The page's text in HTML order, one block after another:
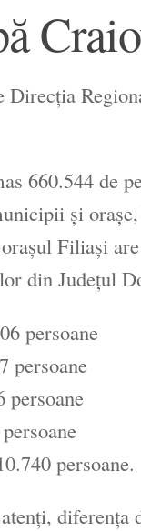
Direcţia
660.544 de
şi
Filiaşi
din Județul
persoane
persoane
persoane
persoane.